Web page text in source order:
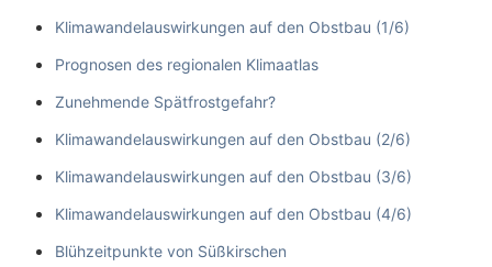
Klimawandelauswirkungen auf den Obstbau (1/6)
Prognosen des regionalen Klimaatlas
Zunehmende Spätfrostgefahr?
Klimawandelauswirkungen auf den Obstbau (2/6)
Klimawandelauswirkungen auf den Obstbau (3/6)
Klimawandelauswirkungen auf den Obstbau (4/6)
Blühzeitpunkte von Süßkirschen